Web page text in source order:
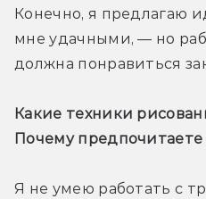
Конечно, я предлагаю
мне удачными, — но
должна понравиться
Какие техники
Почему предпочитаете
Я не умею работать с